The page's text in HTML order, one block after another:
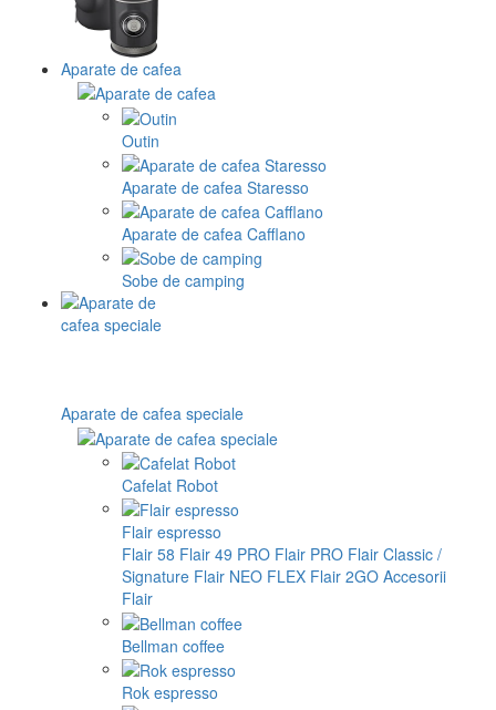
Aparate de cafea
Outin
Aparate de cafea Staresso
Aparate de cafea Cafflano
Sobe de camping
Aparate de cafea speciale
Cafelat Robot
Flair espresso
Flair 58 Flair 49 PRO Flair PRO Flair Classic /
Signature Flair NEO FLEX Flair 2GO Accesorii
Flair
Bellman coffee
Rok espresso